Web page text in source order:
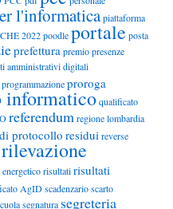
l'informaticapiattaforma
2022poodleportale posta
prefetturapremiopresenze
amministrativi digitali
programmazioneproroga
informaticoqualificato
referendumregione lombardia
protocollo residuireverse
rilevazione
risultatirisultati
AgIDscadenzarioscarto
segnatura segreteria